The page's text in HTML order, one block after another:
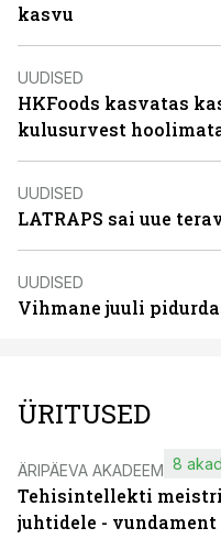
kasvu
UUDISED
HKFoods kasvatas
kulusurvest
UUDISED
LATRAPS sai uue
UUDISED
Vihmane juuli
ÜRITUSED
ÄRIPÄEVA AKADEEMIA
Tehisintellekti
juhtidele - vundament
8